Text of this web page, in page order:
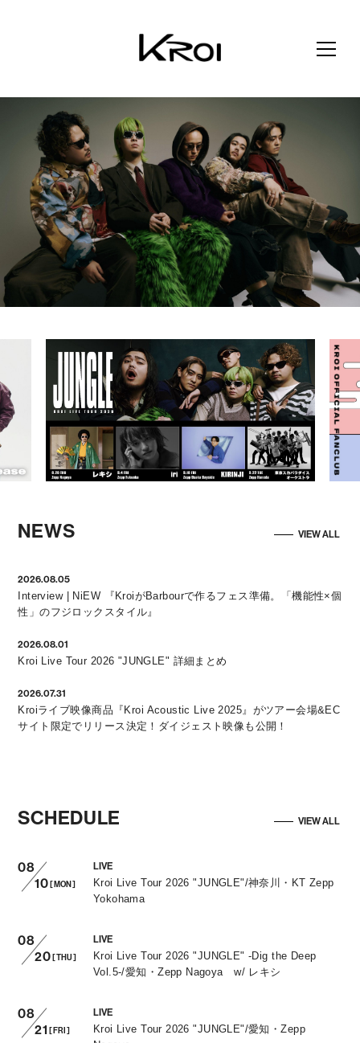
NEWS VIEW ALL
2026.08.05
Interview | NiEW 『KroiがBarbourで作るフェス準備。「機能性×個
性」のフジロックスタイル』
2026.08.01
Kroi Live Tour 2026 "JUNGLE" 詳細まとめ
2026.07.31
Kroiライブ映像商品『Kroi Acoustic Live 2025』がツアー会場&EC
サイト限定でリリース決定！ダイジェスト映像も公開！
SCHEDULE VIEW ALL
08
10 [MON]
LIVE
Kroi Live Tour 2026 "JUNGLE"/神奈川・KT Zepp
Yokohama
08
20 [THU]
LIVE
Kroi Live Tour 2026 "JUNGLE" -Dig the Deep
Vol.5-/愛知・Zepp Nagoya w/ レキシ
08
21 [FRI]
LIVE
Kroi Live Tour 2026 "JUNGLE"/愛知・Zepp